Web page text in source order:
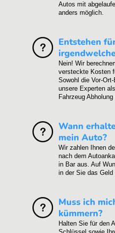
Autos mit
anders möglich.
Entstehen
Nein! Wir
versteckte Kosten
Sowohl die Vor-
unsere Experten
Fahrzeug
Wann
mein Auto?
Wir zahlen Ihnen
nach dem
in Bar aus. Auf
in der Sie das
Muss ich
kümmern?
Halten Sie für den